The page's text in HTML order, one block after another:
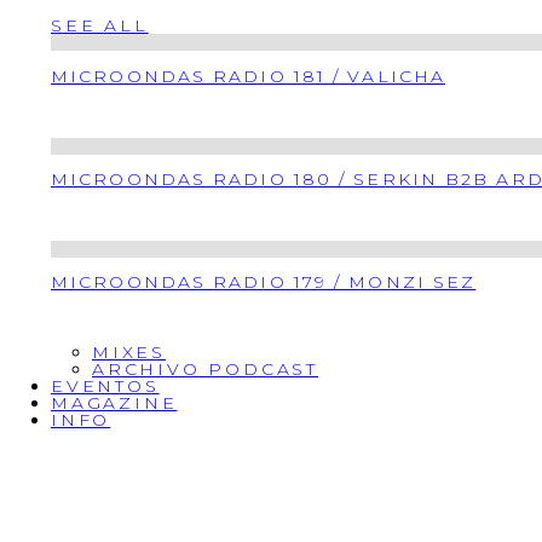
SEE ALL
MICROONDAS RADIO 181 / VALICHA
MICROONDAS RADIO 180 / SERKIN B2B
MICROONDAS RADIO 179 / MONZI SEZ
MIXES
ARCHIVO PODCAST
EVENTOS
MAGAZINE
INFO